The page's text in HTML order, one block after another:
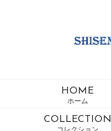
HOME
ホーム
COLLECTION